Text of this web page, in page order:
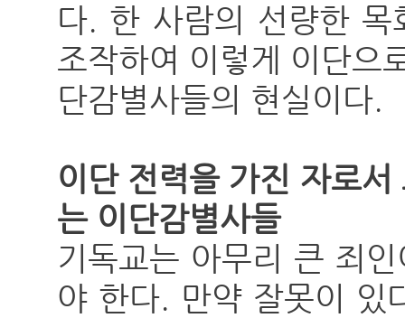
다. 한 사람의 선량한 목
조작하여 이렇게 이단으
단감별사들의 현실이다.
이단 전력을 가진 자로
는 이단감별사들
기독교는 아무리 큰 죄
야 한다. 만약 잘못이 있